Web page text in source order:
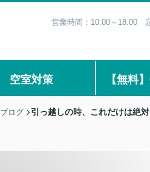
営業時間：10:00～18:00
空室対策 【無料
ブログ 引っ越しの時、これだけは絶